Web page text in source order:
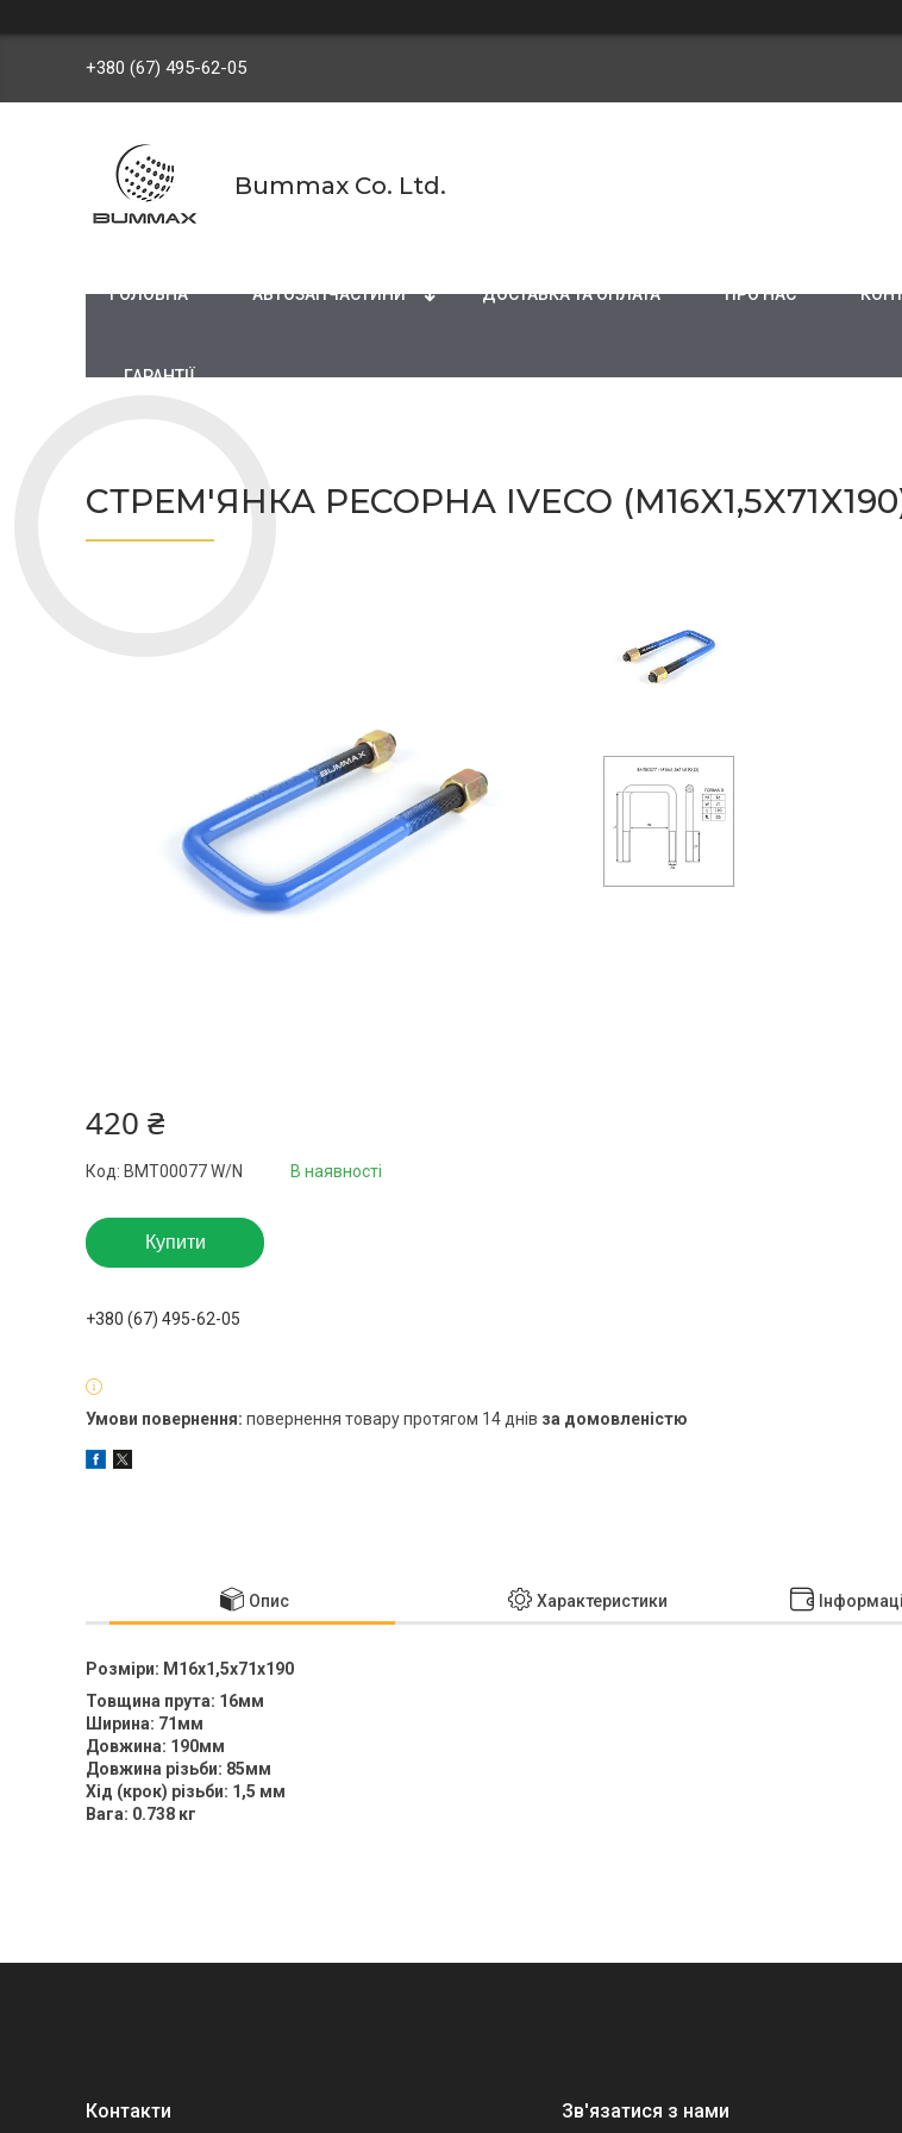
+380 (67) 495-62-05
Bummax Co. Ltd.
ГОЛОВНА АВТОЗАПЧАСТИНИ ДОСТАВКА ТА ОПЛАТА ПРО НАС
ГАРАНТІЇ
СТРЕМ'ЯНКА РЕСОРНА IVECO
420 ₴
В наявності
Код: BMT00077 W/N
Купити
+380 (67) 495-62-05
повернення товару протягом 14 днів за домовленістю
Опис Характеристики
Розміри: M16x1,5x71x190
Товщина прута: 16мм
Ширина: 71мм
Довжина: 190мм
Довжина різьби: 85мм
Хід (крок) різьби: 1,5 мм
Вага: 0.738 кг